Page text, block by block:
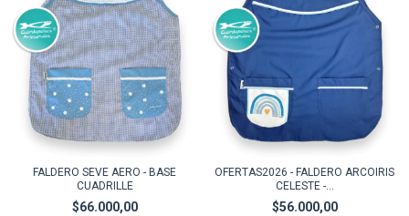
FALDERO SEVE AERO - BASE
CUADRILLE
$66.000,00
OFERTAS2026 - FALDERO ARCOIRIS
CELESTE -...
$56.000,00